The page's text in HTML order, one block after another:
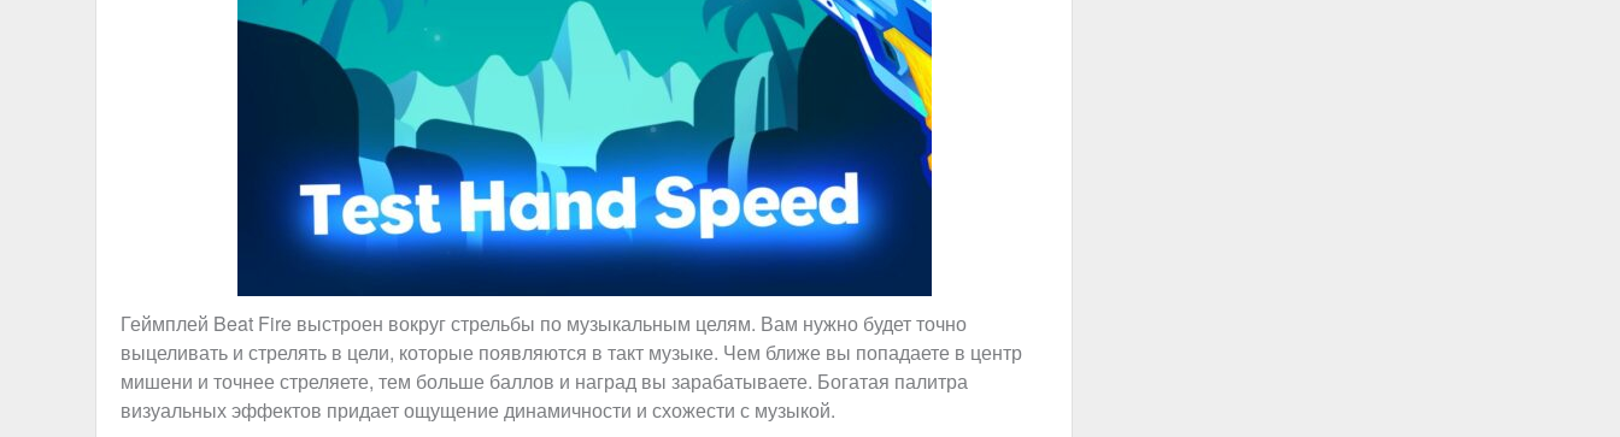
Геймплей Beat Fire выстроен вокруг стрельбы по музыкальным целям. Вам нужно будет точно
выцеливать и стрелять в цели, которые появляются в такт музыке. Чем ближе вы попадаете в центр
мишени и точнее стреляете, тем больше баллов и наград вы зарабатываете. Богатая палитра
визуальных эффектов придает ощущение динамичности и схожести с музыкой.